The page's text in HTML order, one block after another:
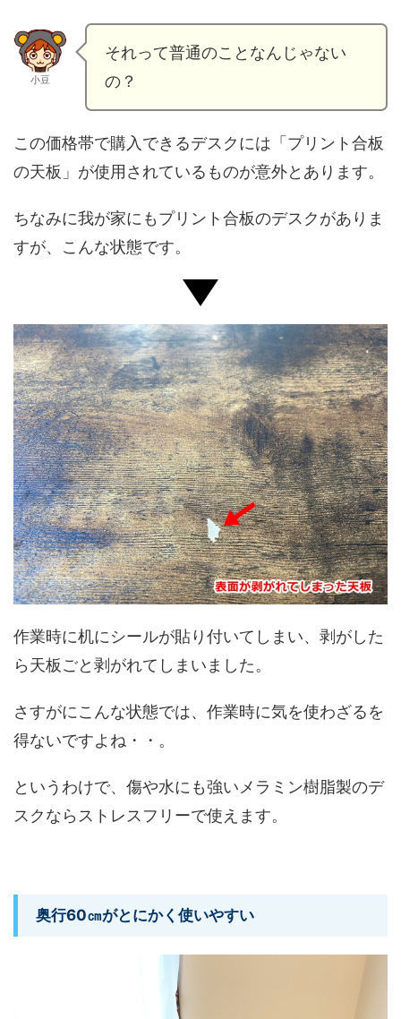
小豆
それって普通のことなんじゃない
の？
この価格帯で購入できるデスクには「プリント合板
の天板」が使用されているものが意外とあります。
ちなみに我が家にもプリント合板のデスクがありま
すが、こんな状態です。
作業時に机にシールが貼り付いてしまい、剥がした
ら天板ごと剥がれてしまいました。
さすがにこんな状態では、作業時に気を使わざるを
得ないですよね・・。
というわけで、傷や水にも強いメラミン樹脂製のデ
スクならストレスフリーで使えます。
奥行60㎝がとにかく使いやすい